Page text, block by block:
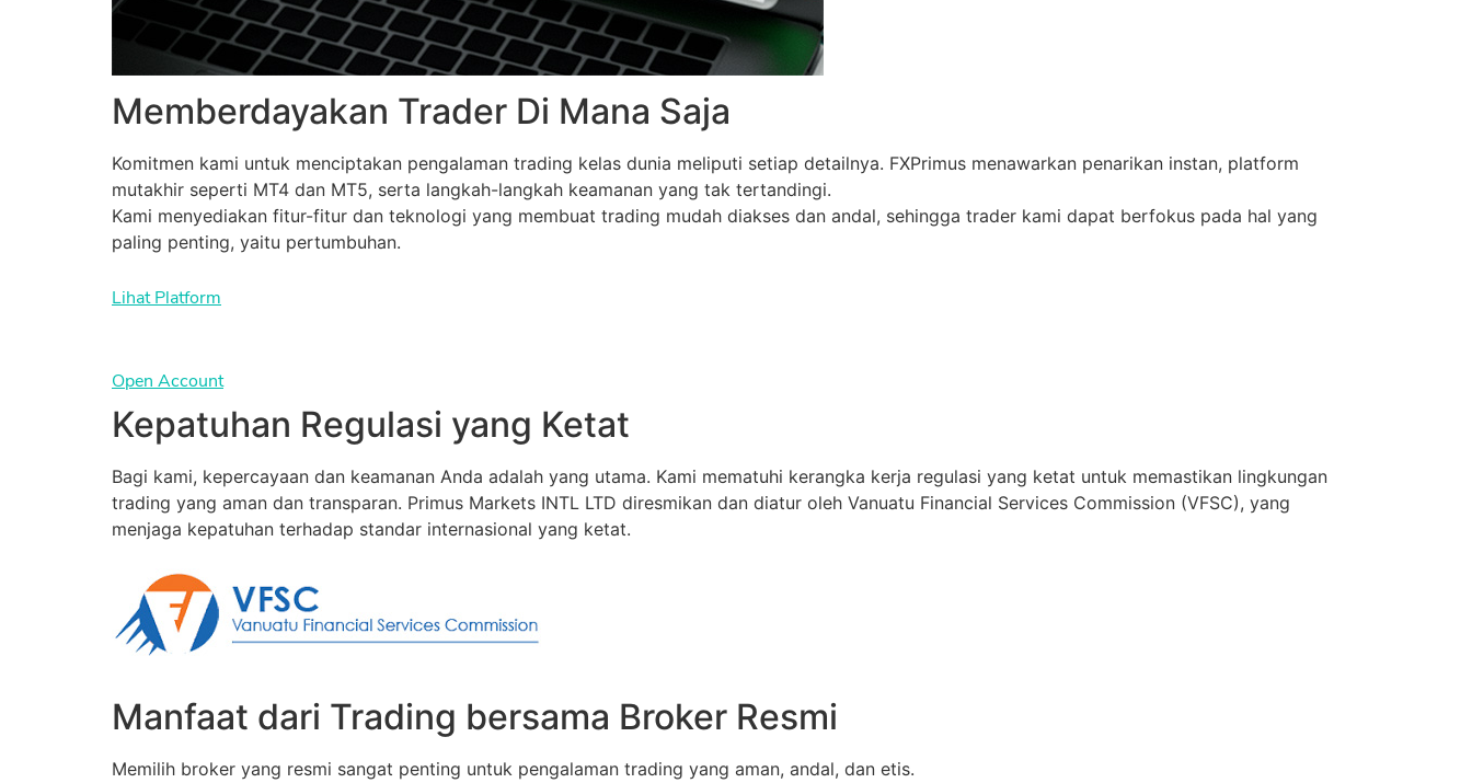
Memberdayakan Trader Di Mana Saja
Komitmen kami untuk menciptakan pengalaman trading kelas dunia meliputi setiap detailnya. FXPrimus menawarkan penarikan instan, platform
mutakhir seperti MT4 dan MT5, serta langkah-langkah keamanan yang tak tertandingi.
Kami menyediakan fitur-fitur dan teknologi yang membuat trading mudah diakses dan andal, sehingga trader kami dapat berfokus pada hal yang
paling penting, yaitu pertumbuhan.
Lihat Platform
Open Account
Kepatuhan Regulasi yang Ketat
Bagi kami, kepercayaan dan keamanan Anda adalah yang utama. Kami mematuhi kerangka kerja regulasi yang ketat untuk memastikan lingkungan
trading yang aman dan transparan. Primus Markets INTL LTD diresmikan dan diatur oleh Vanuatu Financial Services Commission (VFSC), yang
menjaga kepatuhan terhadap standar internasional yang ketat.
Manfaat dari Trading bersama Broker Resmi
Memilih broker yang resmi sangat penting untuk pengalaman trading yang aman, andal, dan etis.